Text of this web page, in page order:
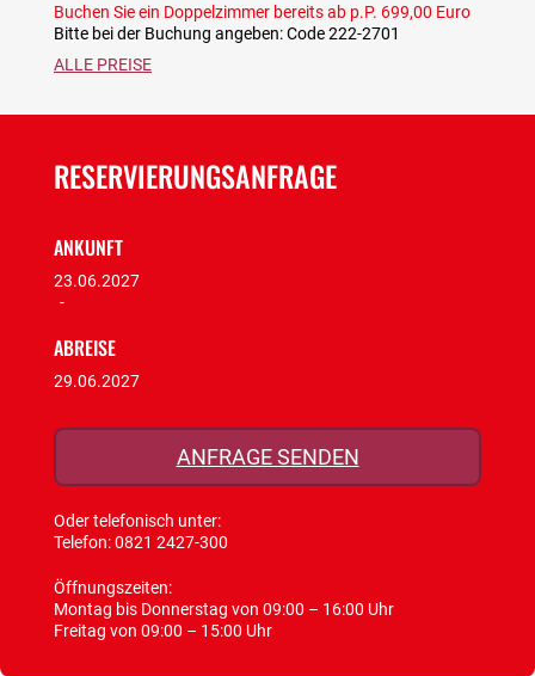
Buchen Sie ein Doppelzimmer bereits ab p.P. 699,00 Euro
Bitte bei der Buchung angeben: Code 222-2701
ALLE PREISE
RESERVIERUNGSANFRAGE
ANKUNFT
23.06.2027
-
ABREISE
29.06.2027
ANFRAGE SENDEN
Oder telefonisch unter:
Telefon:0821 2427-300
Öffnungszeiten:
Montag bis Donnerstag von 09:00 – 16:00 Uhr
Freitag von 09:00 – 15:00 Uhr